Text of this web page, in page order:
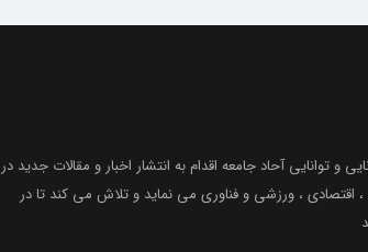
و توانایی آحاد جامعه اقدام به انتشار اخبار و مقالات جدید در
، ورزشی و فناوری می نماید و تلاش می کند تا در